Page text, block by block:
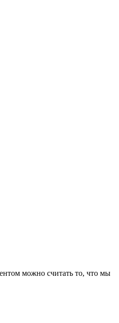
можно считать то, что мы